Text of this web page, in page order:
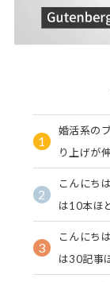
1
婚活系の
り上げが
2
こんにち
は10本ほ
3
こんにち
は30記事